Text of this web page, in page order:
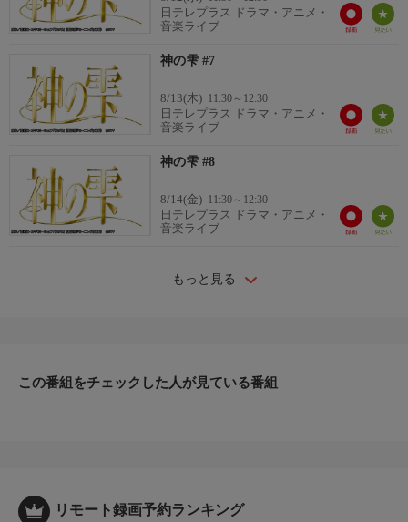
日テレプラス ドラマ・アニメ・
音楽ライブ
神の雫 #7
8/13(木) 11:30～12:30
日テレプラス ドラマ・アニメ・
音楽ライブ
神の雫 #8
8/14(金) 11:30～12:30
日テレプラス ドラマ・アニメ・
音楽ライブ
もっと見る
この番組をチェックした人が見ている番組
リモート録画予約ランキング